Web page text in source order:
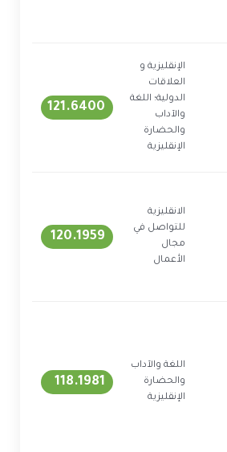
الإنقليزية و
العلاقات
الدولية؛ اللغة
والآداب
والحضارة
الإنقليزية
121.6400
الانقليزية
للتواصل في
مجال
الأعمال
120.1959
اللغة والآداب
والحضارة
الإنقليزية
118.1981